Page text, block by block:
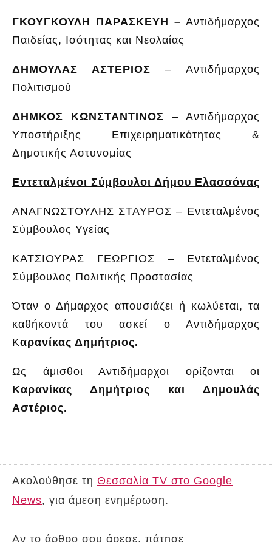
ΓΚΟΥΓΚΟΥΛΗ ΠΑΡΑΣΚΕΥΗ – Αντιδήμαρχος
Παιδείας, Ισότητας και Νεολαίας
ΔΗΜΟΥΛΑΣ ΑΣΤΕΡΙΟΣ – Αντιδήμαρχος
Πολιτισμού
ΔΗΜΚΟΣ ΚΩΝΣΤΑΝΤΙΝΟΣ – Αντιδήμαρχος
Υποστήριξης Επιχειρηματικότητας &
Δημοτικής Αστυνομίας
Εντεταλμένοι Σύμβουλοι Δήμου Ελασσόνας
ΑΝΑΓΝΩΣΤΟΥΛΗΣ ΣΤΑΥΡΟΣ – Εντεταλμένος
Σύμβουλος Υγείας
ΚΑΤΣΙΟΥΡΑΣ ΓΕΩΡΓΙΟΣ – Εντεταλμένος
Σύμβουλος Πολιτικής Προστασίας
Όταν ο Δήμαρχος απουσιάζει ή κωλύεται, τα
καθήκοντά του ασκεί ο Αντιδήμαρχος
Καρανίκας Δημήτριος.
Ως άμισθοι Αντιδήμαρχοι ορίζονται οι
Καρανίκας Δημήτριος και Δημουλάς
Αστέριος.
Ακολούθησε τη Θεσσαλία TV στο Google
News, για άμεση ενημέρωση.
Αν το άρθρο σου άρεσε, πάτησε